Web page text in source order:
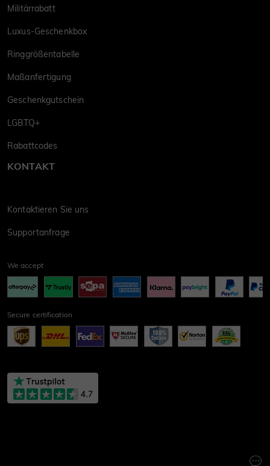
Militärrabatt
Luxus-Geschenkbox
Ringgrößentabelle
Maßanfertigung
Geschenkgutschein
LGBTQ+
Rabattcodes
KONTAKT
Kontaktieren Sie uns
Supportanfrage
We accept
Secure certification